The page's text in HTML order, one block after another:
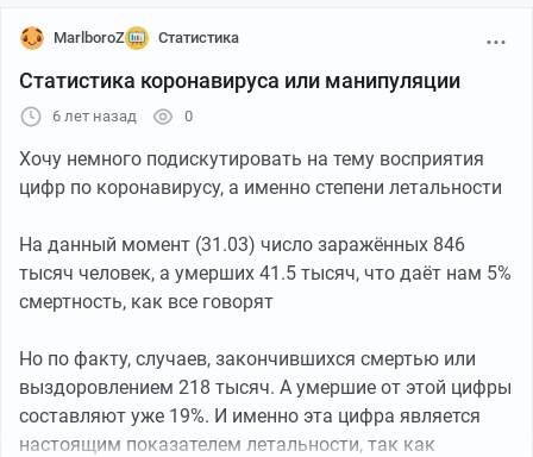
MarlboroZ Статистика
Статистика коронавируса или манипуляции
6 лет назад 0
Хочу немного подискутировать на тему восприятия
цифр по коронавирусу, а именно степени летальности
На данный момент (31.03) число заражённых 846
тысяч человек, а умерших 41.5 тысяч, что даёт нам 5%
смертность, как все говорят
Но по факту, случаев, закончившихся смертью или
выздоровлением 218 тысяч. А умершие от этой цифры
составляют уже 19%. И именно эта цифра является
настоящим показателем летальности, так как